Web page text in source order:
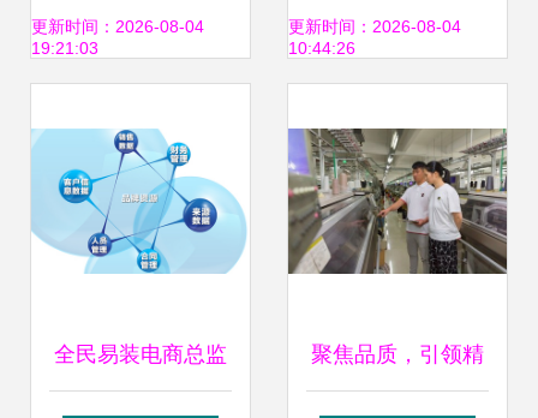
力之路
更新时间：2026-08-04
19:21:03
成本突围策略
更新时间：2026-08-04
10:44:26
全民易装电商总监 聚焦品质，引领精